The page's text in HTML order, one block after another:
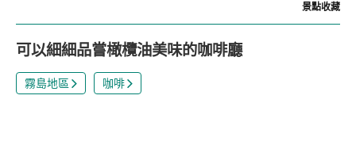
景點收藏
可以細細品嘗橄欖油美味的咖啡廳
霧島地區 咖啡